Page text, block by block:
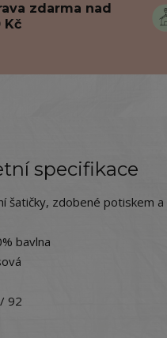
zdarma nad
Kč
specifikace
šatičky, zdobené potiskem a
bavlna
92